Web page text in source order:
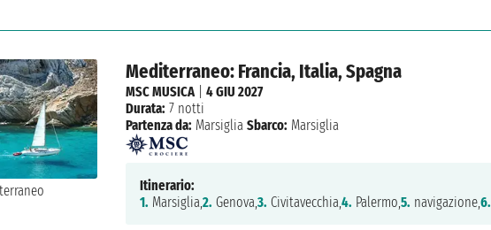
Mediterraneo: Francia, Italia, Spagna
MSC MUSICA|4 GIU 2027
Durata: 7 notti
Partenza da: Marsiglia Sbarco: Marsiglia
Itinerario:
1. Marsiglia,2. Genova,3. Civitavecchia,4. Palermo,5. navigazione,6.